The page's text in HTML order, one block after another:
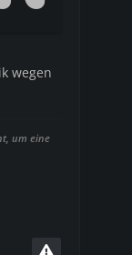
wegen
um eine